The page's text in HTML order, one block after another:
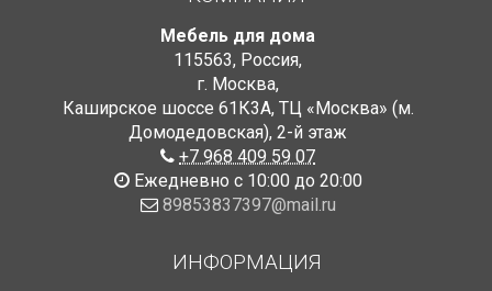
Мебель для дома
115563, Россия,
г. Москва,
Каширское шоссе 61К3А, ТЦ «Москва» (м.
Домодедовская), 2-й этаж
+7 968 409 59 07
Ежедневно с 10:00 до 20:00
89853837397@mail.ru
ИНФОРМАЦИЯ